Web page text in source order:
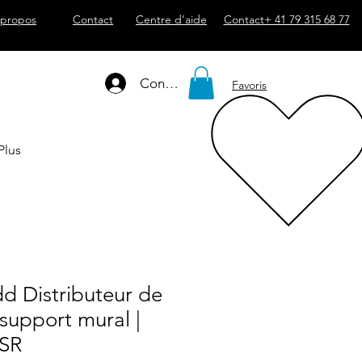
Contact Centre d’aide Contact+ 41 79 315 68 77
Connexion Favoris
Distributeur de
mural |